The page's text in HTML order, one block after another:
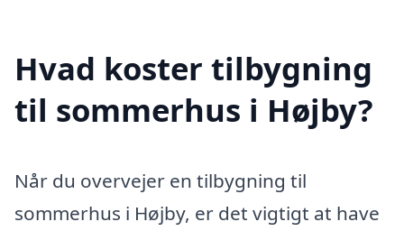
Hvad koster tilbygning
til sommerhus i Højby?
Når du overvejer en tilbygning til
sommerhus i Højby, er det vigtigt at have